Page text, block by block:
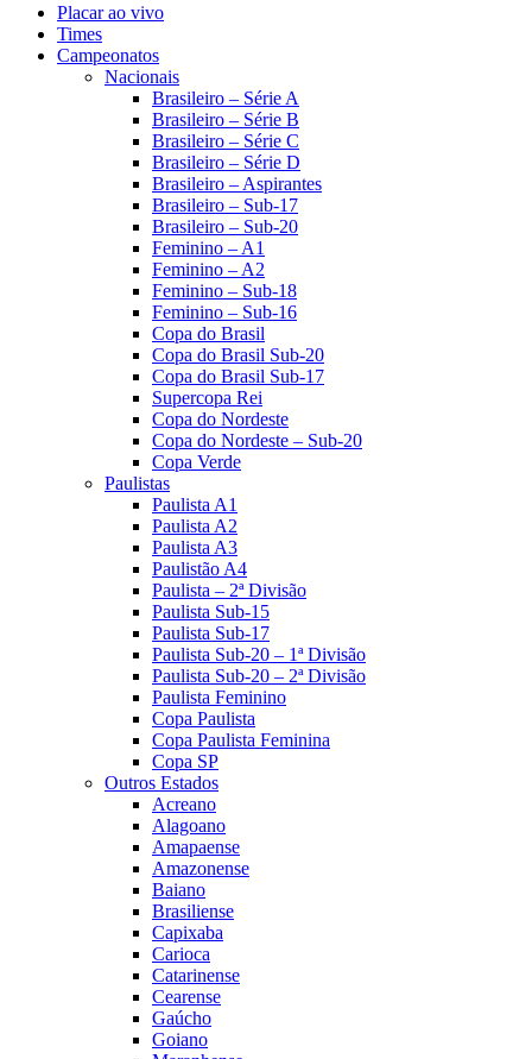
Placar ao vivo
Times
Campeonatos
Nacionais
Brasileiro – Série A
Brasileiro – Série B
Brasileiro – Série C
Brasileiro – Série D
Brasileiro – Aspirantes
Brasileiro – Sub-17
Brasileiro – Sub-20
Feminino – A1
Feminino – A2
Feminino – Sub-18
Feminino – Sub-16
Copa do Brasil
Copa do Brasil Sub-20
Copa do Brasil Sub-17
Supercopa Rei
Copa do Nordeste
Copa do Nordeste – Sub-20
Copa Verde
Paulistas
Paulista A1
Paulista A2
Paulista A3
Paulistão A4
Paulista – 2ª Divisão
Paulista Sub-15
Paulista Sub-17
Paulista Sub-20 – 1ª Divisão
Paulista Sub-20 – 2ª Divisão
Paulista Feminino
Copa Paulista
Copa Paulista Feminina
Copa SP
Outros Estados
Acreano
Alagoano
Amapaense
Amazonense
Baiano
Brasiliense
Capixaba
Carioca
Catarinense
Cearense
Gaúcho
Goiano